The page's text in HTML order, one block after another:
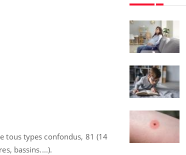
tous types confondus, 81 (14
bassins....).